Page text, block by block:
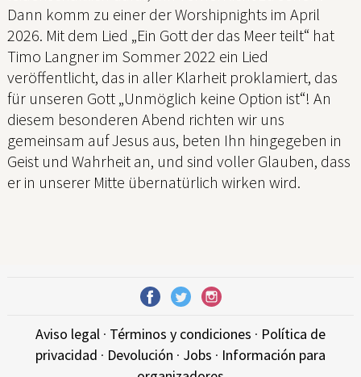
Dann komm zu einer der Worshipnights im April
2026. Mit dem Lied „Ein Gott der das Meer teilt“ hat
Timo Langner im Sommer 2022 ein Lied
veröffentlicht, das in aller Klarheit proklamiert, das
für unseren Gott „Unmöglich keine Option ist“! An
diesem besonderen Abend richten wir uns
gemeinsam auf Jesus aus, beten Ihn hingegeben in
Geist und Wahrheit an, und sind voller Glauben, dass
er in unserer Mitte übernatürlich wirken wird.
Aviso legal · Términos y condiciones · Política de
privacidad · Devolución · Jobs · Información para